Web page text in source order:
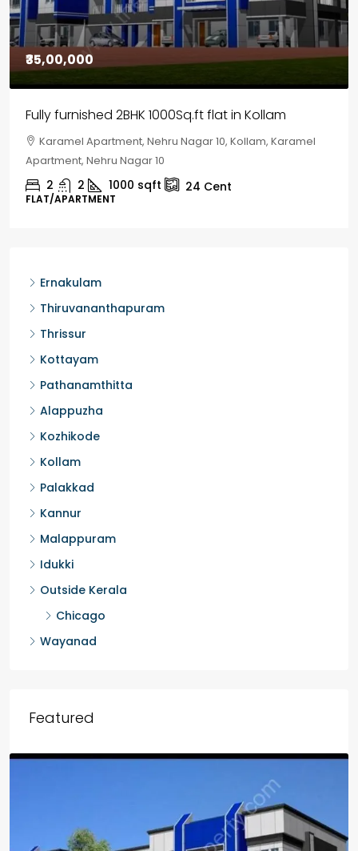
₹30,00,000
House for sale in Chelapram, Kozhikode
Chelapram, Chelannur, Kozhikode, Kozhikode,
Chelapram, Chelannur, Kozhikode
2 1 1498 sqft 10Cent
HOUSE, HOUSE PLOT, SINGLE FAMILY HOME
Ernakulam
Thiruvananthapuram
Thrissur
Kottayam
Pathanamthitta
Alappuzha
Kozhikode
Kollam
Palakkad
Kannur
Malappuram
Idukki
Outside Kerala
Chicago
Wayanad
Featured